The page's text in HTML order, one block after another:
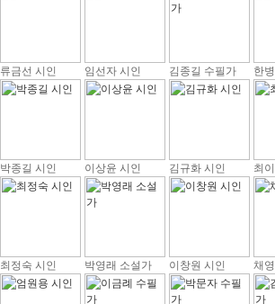
류금선 시인 임선자 시인 김종길 수필가 한
박종길 시인 이상윤 시인 김규화 시인 최
최정숙 시인 박영래 소설가 이창원 시인 채